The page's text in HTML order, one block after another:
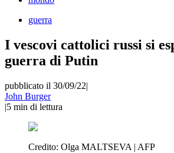
guerra
I vescovi cattolici russi si
guerra di Putin
pubblicato il 30/09/22|
John Burger
|5 min di lettura
Credito: Olga MALTSEVA | AFP